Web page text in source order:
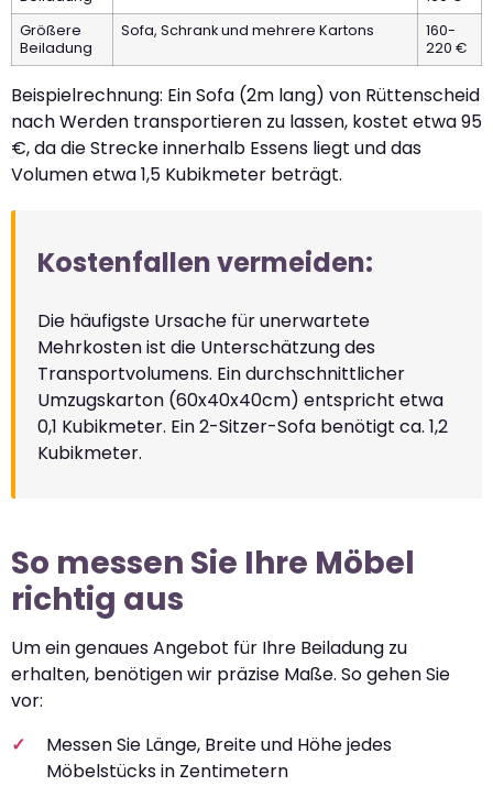
Größere
Beiladung
Sofa, Schrank und mehrere Kartons
160-
220 €
Beispielrechnung: Ein Sofa (2m lang) von Rüttenscheid
nach Werden transportieren zu lassen, kostet etwa 95
€, da die Strecke innerhalb Essens liegt und das
Volumen etwa 1,5 Kubikmeter beträgt.
Kostenfallen vermeiden:
Die häufigste Ursache für unerwartete
Mehrkosten ist die Unterschätzung des
Transportvolumens. Ein durchschnittlicher
Umzugskarton (60x40x40cm) entspricht etwa
0,1 Kubikmeter. Ein 2-Sitzer-Sofa benötigt ca. 1,2
Kubikmeter.
So messen Sie Ihre Möbel
richtig aus
Um ein genaues Angebot für Ihre Beiladung zu
erhalten, benötigen wir präzise Maße. So gehen Sie
vor:
Messen Sie Länge, Breite und Höhe jedes
Möbelstücks in Zentimetern